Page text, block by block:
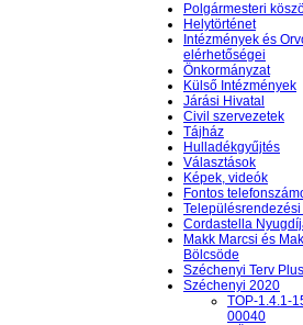
Polgármesteri
Helytörténet
Intézmények és
elérhetőségei
Önkormányzat
Külső Intézmények
Járási Hivatal
Civil szervezetek
Tájház
Hulladékgyűjtés
Választások
Képek, videók
Fontos
Településrendezési
Cordastella
Makk Marcsi és
Bölcsöde
Széchenyi Terv
Széchenyi 2020
TOP-1.4.1-
00040